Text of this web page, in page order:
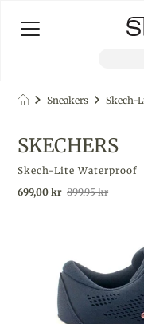
Sneakers Skech-
SKECHERS
Skech-Lite Waterproof
699,00 kr 899,95 kr